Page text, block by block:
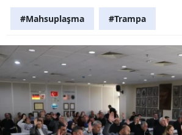
#Mahsuplaşma #Trampa